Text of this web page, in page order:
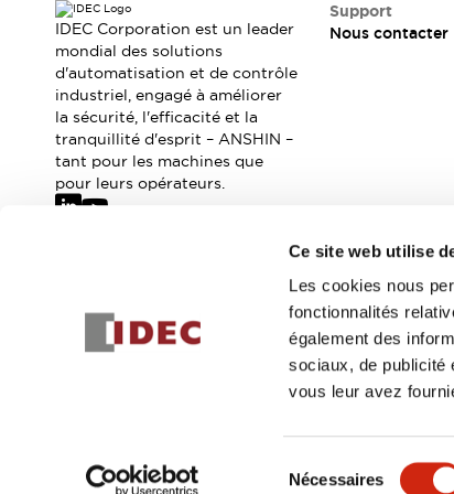
Ce site web utilise
Les cookies nous
fonctionnalités
également des
sociaux, de publicité
vous leur avez
Nécessaires
Où acheter
Distributeurs en ligne
DÉTAILS DU
IDEC Corporation est un leader
mondial des solutions
d'automatisation et de contrôle
industriel, engagé à améliorer
la sécurité, l'efficacité et la
tranquillité d'esprit – ANSHIN –
tant pour les machines que
pour leurs opérateurs.
Support
Nous contacter
Politique de